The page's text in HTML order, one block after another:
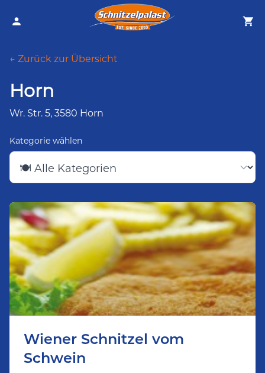
← Zurück zur Übersicht
Horn
Wr. Str. 5, 3580 Horn
Kategorie wählen
Wiener Schnitzel vom
Schwein